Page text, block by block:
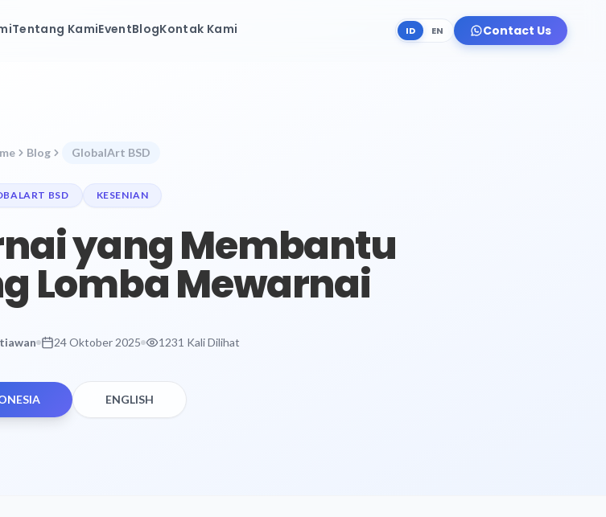
Tentang KamiEventBlogKontak Kami ID EN Contact Us
Blog GlobalArt BSD
BSD KESENIAN
yang Membantu
Lomba Mewarnai
24 Oktober 2025 1231 Kali Dilihat
ENGLISH